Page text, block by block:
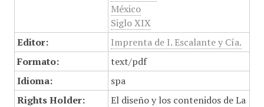
México
Siglo XIX
Editor:
Imprenta de I. Escalante y Cía.
Formato:
text/pdf
Idioma:
spa
Rights Holder:
El diseño y los contenidos de La